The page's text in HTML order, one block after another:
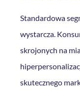
Standardowa
wystarcza.
skrojonych na
skutecznego